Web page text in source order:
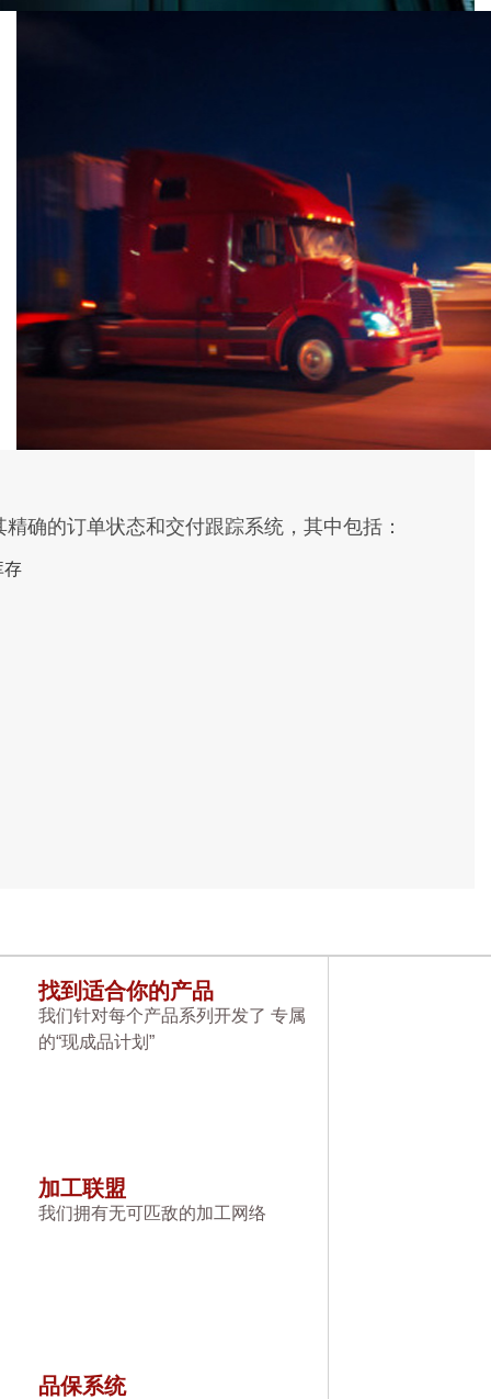
确的订单状态和交付跟踪系统，其中包括：
存
找到适合你的产品
我们针对每个产品系列开发了 专属
的“现成品计划”
加工联盟
我们拥有无可匹敌的加工网络
品保系统